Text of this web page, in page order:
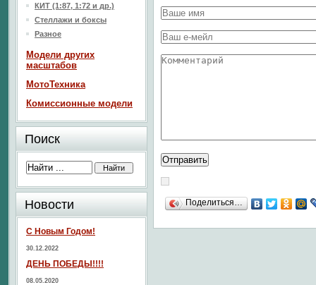
Поделиться…
КИТ (1:87, 1:72 и др.)
Стеллажи и боксы
Разное
Модели других
масштабов
МотоТехника
Комиссионные модели
Поиск
Новости
С Новым Годом!
30.12.2022
ДЕНЬ ПОБЕДЫ!!!!
08.05.2020